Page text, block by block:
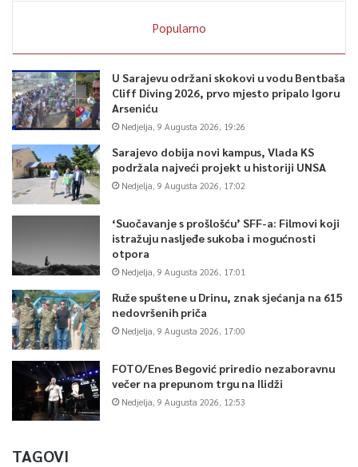
Popularno
U Sarajevu održani skokovi u vodu Bentbaša
Cliff Diving 2026, prvo mjesto pripalo Igoru
Arseniću
Nedjelja, 9 Augusta 2026, 19:26
Sarajevo dobija novi kampus, Vlada KS
podržala najveći projekt u historiji UNSA
Nedjelja, 9 Augusta 2026, 17:02
‘Suočavanje s prošlošću’ SFF-a: Filmovi koji
istražuju nasljeđe sukoba i mogućnosti
otpora
Nedjelja, 9 Augusta 2026, 17:01
Ruže spuštene u Drinu, znak sjećanja na 615
nedovršenih priča
Nedjelja, 9 Augusta 2026, 17:00
FOTO/Enes Begović priredio nezaboravnu
večer na prepunom trgu na Ilidži
Nedjelja, 9 Augusta 2026, 12:53
TAGOVI